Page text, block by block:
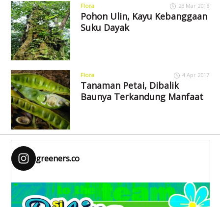
Flora 23 Mar 2018
Pohon Ulin, Kayu Kebanggaan
Suku Dayak
Flora 4 Apr 2017
Tanaman Petai, Dibalik
Baunya Terkandung Manfaat
greeners.co